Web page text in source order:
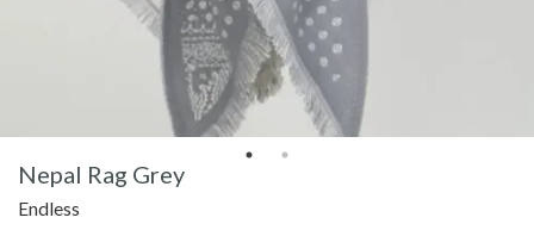
Nepal Rag Grey
Endless